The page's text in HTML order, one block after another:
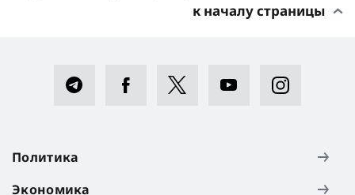
к началу страницы
Политика
Экономика